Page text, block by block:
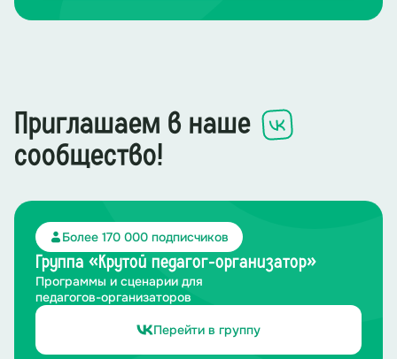
Приглашаем в наше
сообщество!
Более 170 000 подписчиков
Группа «Крутой педагог-организатор»
Программы и сценарии для
педагогов-организаторов
Перейти в группу